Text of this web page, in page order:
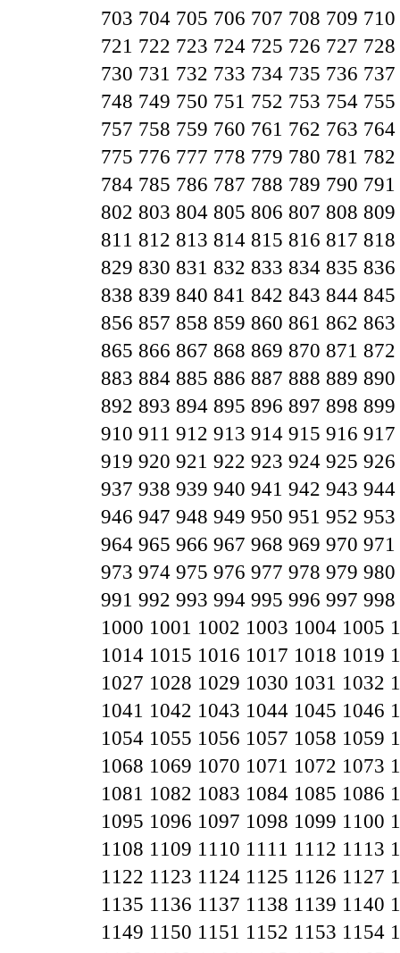
703 704 705 706 707 708 709 710
721 722 723 724 725 726 727 728
730 731 732 733 734 735 736 737
748 749 750 751 752 753 754 755
757 758 759 760 761 762 763 764
775 776 777 778 779 780 781 782
784 785 786 787 788 789 790 791
802 803 804 805 806 807 808 809
811 812 813 814 815 816 817 818
829 830 831 832 833 834 835 836
838 839 840 841 842 843 844 845
856 857 858 859 860 861 862 863
865 866 867 868 869 870 871 872
883 884 885 886 887 888 889 890
892 893 894 895 896 897 898 899
910 911 912 913 914 915 916 917
919 920 921 922 923 924 925 926
937 938 939 940 941 942 943 944
946 947 948 949 950 951 952 953
964 965 966 967 968 969 970 971
973 974 975 976 977 978 979 980
991 992 993 994 995 996 997 998
1000 1001 1002 1003 1004 1005
1014 1015 1016 1017 1018 1019
1027 1028 1029 1030 1031 1032
1041 1042 1043 1044 1045 1046
1054 1055 1056 1057 1058 1059
1068 1069 1070 1071 1072 1073
1081 1082 1083 1084 1085 1086
1095 1096 1097 1098 1099 1100
1108 1109 1110 1111 1112 1113
1122 1123 1124 1125 1126 1127
1135 1136 1137 1138 1139 1140
1149 1150 1151 1152 1153 1154